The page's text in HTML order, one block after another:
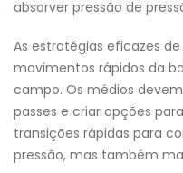
absorver pressão de
As estratégias eficazes
movimentos rápidos da
campo. Os médios
passes e criar opções
transições rápidas para
pressão, mas também